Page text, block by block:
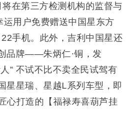
在第三方检测机构的监督与
用户免费赠送中国星东方
手机。此外，吉利中国星还
品牌——朱炳仁·铜，发
” 不试不比不卖全民试驾有
星星瑞、星越L系列车型，即
心打造的【福禄寿喜葫芦挂